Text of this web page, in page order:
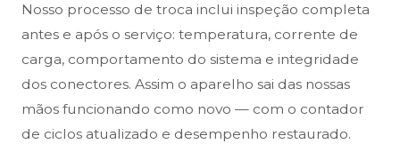
Nosso processo de troca inclui inspeção completa
antes e após o serviço: temperatura, corrente de
carga, comportamento do sistema e integridade
dos conectores. Assim o aparelho sai das nossas
mãos funcionando como novo — com o contador
de ciclos atualizado e desempenho restaurado.